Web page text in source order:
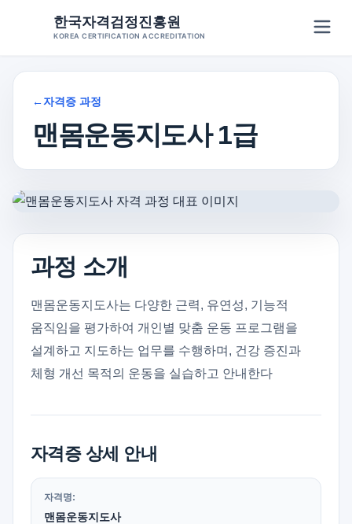
←자격증 과정
맨몸운동지도사 1급
과정 소개
맨몸운동지도사는 다양한 근력, 유연성, 기능적
움직임을 평가하여 개인별 맞춤 운동 프로그램을
설계하고 지도하는 업무를 수행하며, 건강 증진과
체형 개선 목적의 운동을 실습하고 안내한다
자격증 상세 안내
자격명:
맨몸운동지도사
한국자격검정진흥원
KOREA CERTIFICATION ACCREDITATION